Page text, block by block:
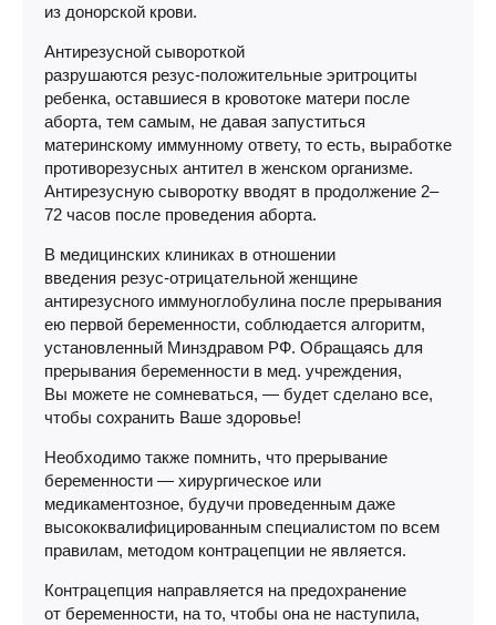
из донорской крови.
Антирезусной сывороткой
разрушаются резус-положительные эритроциты
ребенка, оставшиеся в кровотоке матери после
аборта, тем самым, не давая запуститься
материнскому иммунному ответу, то есть, выработке
противорезусных антител в женском организме.
Антирезусную сыворотку вводят в продолжение 2–
72 часов после проведения аборта.
В медицинских клиниках в отношении
введения резус-отрицательной женщине
антирезусного иммуноглобулина после прерывания
ею первой беременности, соблюдается алгоритм,
установленный Минздравом РФ. Обращаясь для
прерывания беременности в мед. учреждения,
Вы можете не сомневаться, — будет сделано все,
чтобы сохранить Ваше здоровье!
Необходимо также помнить, что прерывание
беременности — хирургическое или
медикаментозное, будучи проведенным даже
высококвалифицированным специалистом по всем
правилам, методом контрацепции не является.
Контрацепция направляется на предохранение
от беременности, на то, чтобы она не наступила,